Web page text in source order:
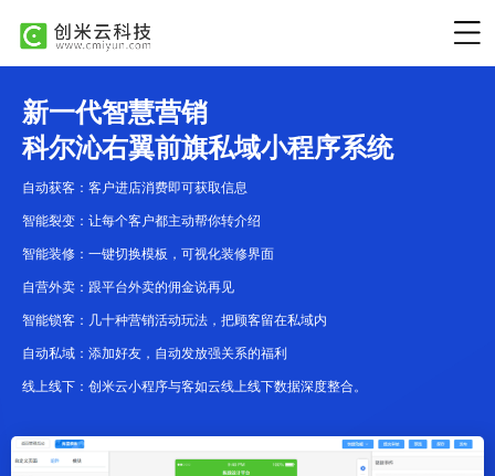
新一代智慧营销
科尔沁右翼前旗私域小程序系统
自动获客：客户进店消费即可获取信息
智能裂变：让每个客户都主动帮你转介绍
智能装修：一键切换模板，可视化装修界面
自营外卖：跟平台外卖的佣金说再见
智能锁客：几十种营销活动玩法，把顾客留在私域内
自动私域：添加好友，自动发放强关系的福利
线上线下：创米云小程序与客如云线上线下数据深度整合。